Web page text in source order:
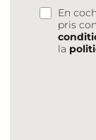
En
pris
la